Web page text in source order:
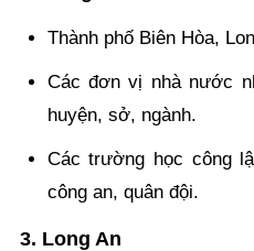
Thành phố Biên Hòa,
Các đơn vị nhà nước
huyện, sở, ngành.
Các trường học công
công an, quân đội.
3. Long An